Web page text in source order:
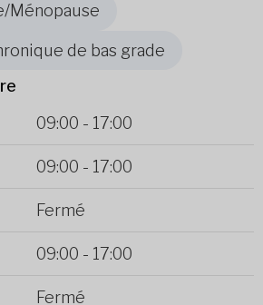
Ménopause
de bas grade
09:00 - 17:00
09:00 - 17:00
Fermé
09:00 - 17:00
Fermé